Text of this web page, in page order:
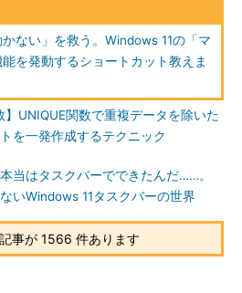
かない」を救う。Windows 11の「マ
を発動するショートカット教えま
】UNIQUE関数で重複データを除いた
を一発作成するテクニック
当はタスクバーでできたんだ……。
いWindows 11タスクバーの世界
事が 1566 件あります